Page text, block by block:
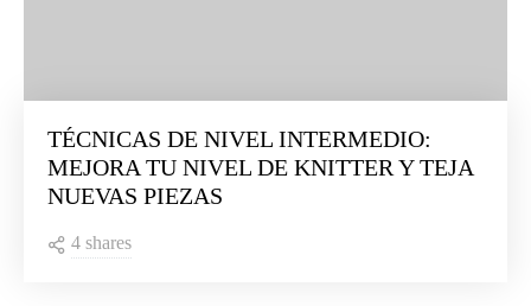
TÉCNICAS DE NIVEL INTERMEDIO:
MEJORA TU NIVEL DE KNITTER Y TEJA
NUEVAS PIEZAS
4 shares